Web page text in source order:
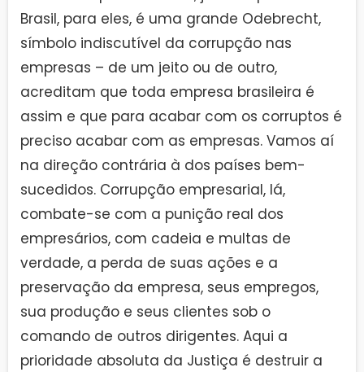
Brasil, para eles, é uma grande Odebrecht,
símbolo indiscutível da corrupção nas
empresas – de um jeito ou de outro,
acreditam que toda empresa brasileira é
assim e que para acabar com os corruptos é
preciso acabar com as empresas. Vamos aí
na direção contrária à dos países bem-
sucedidos. Corrupção empresarial, lá,
combate-se com a punição real dos
empresários, com cadeia e multas de
verdade, a perda de suas ações e a
preservação da empresa, seus empregos,
sua produção e seus clientes sob o
comando de outros dirigentes. Aqui a
prioridade absoluta da Justiça é destruir a